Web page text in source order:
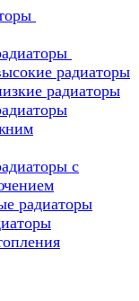
радиаторы
радиаторы
с
радиаторы